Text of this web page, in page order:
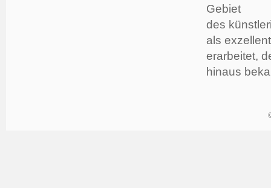
Gebiet
des
als
erarbeitet,
hinaus